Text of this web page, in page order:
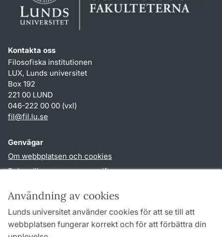
Användning av cookies
Lunds universitet använder cookies för att se till att
webbplatsen fungerar korrekt och för att förbättra din
Kontakta oss
Filosofiska institutionen
LUX, Lunds universitet
Box 192
221 00 LUND
046-222 00 00 (vxl)
fil@fil.lu.se
Genvägar
Om webbplatsen och cookies
Behandling av personuppgifter
TYPO3-login
Följ oss i sociala medier